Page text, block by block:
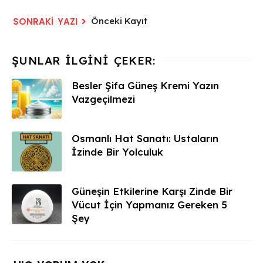
Önceki Kayıt
Besler Şifa Güneş Kremi Yazın
Vazgeçilmezi
Osmanlı Hat Sanatı: Ustaların
İzinde Bir Yolculuk
Güneşin Etkilerine Karşı Zinde Bir
Vücut İçin Yapmanız Gereken 5
Şey